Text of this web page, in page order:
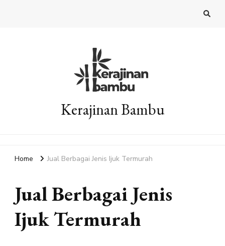
Kerajinan Bambu
Home Jual Berbagai Jenis Ijuk Termurah
Jual Berbagai Jenis
Ijuk Termurah